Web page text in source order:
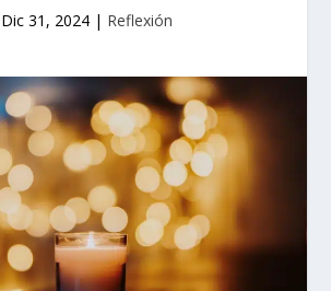
Dic 31, 2024| Reflexión